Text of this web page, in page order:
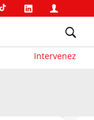
Intervenez